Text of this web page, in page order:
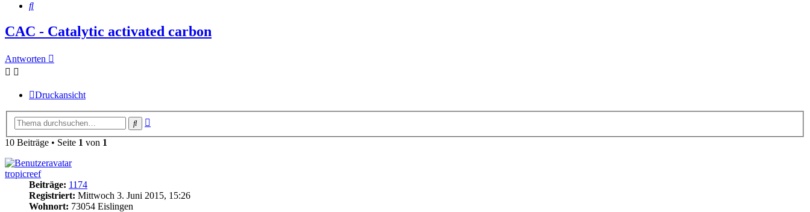
Suche
CAC - Catalytic activated carbon
Antworten
Druckansicht
Suche
10 Beiträge • Seite 1 von 1
tropicreef
Beiträge: 1174
Registriert: Mittwoch 3. Juni 2015, 15:26
Wohnort: 73054 Eislingen